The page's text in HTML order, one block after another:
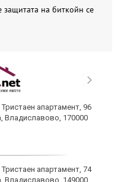
защитата на биткойн се
апартамент, 96
Владиславово, 170000
апартамент, 74
Владиславово, 149000